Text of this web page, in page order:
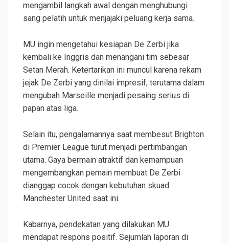
mengambil langkah awal dengan menghubungi
sang pelatih untuk menjajaki peluang kerja sama.
MU ingin mengetahui kesiapan De Zerbi jika
kembali ke Inggris dan menangani tim sebesar
Setan Merah. Ketertarikan ini muncul karena rekam
jejak De Zerbi yang dinilai impresif, terutama dalam
mengubah Marseille menjadi pesaing serius di
papan atas liga.
Selain itu, pengalamannya saat membesut Brighton
di Premier League turut menjadi pertimbangan
utama. Gaya bermain atraktif dan kemampuan
mengembangkan pemain membuat De Zerbi
dianggap cocok dengan kebutuhan skuad
Manchester United saat ini.
Kabarnya, pendekatan yang dilakukan MU
mendapat respons positif. Sejumlah laporan di